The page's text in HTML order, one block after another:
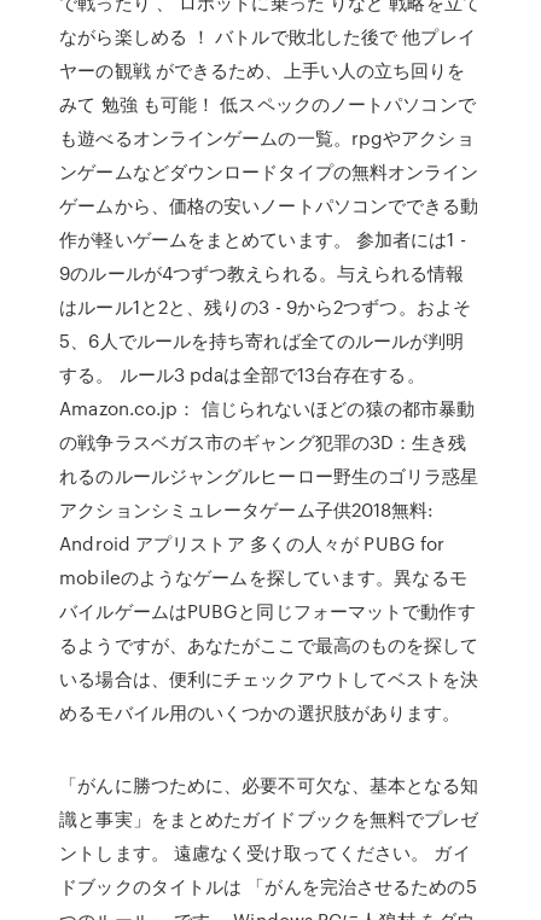
ながら楽しめる ！ バトルで敗北した後で 他プレイ
ヤーの観戦 ができるため、上手い人の立ち回りを
みて 勉強 も可能！ 低スペックのノートパソコンで
も遊べるオンラインゲームの一覧。rpgやアクショ
ンゲームなどダウンロードタイプの無料オンライン
ゲームから、価格の安いノートパソコンでできる動
作が軽いゲームをまとめています。 参加者には1 -
9のルールが4つずつ教えられる。与えられる情報
はルール1と2と、残りの3 - 9から2つずつ。およそ
5、6人でルールを持ち寄れば全てのルールが判明
する。 ルール3 pdaは全部で13台存在する。
Amazon.co.jp： 信じられないほどの猿の都市暴動
の戦争ラスベガス市のギャング犯罪の3D：生き残
れるのルールジャングルヒーロー野生のゴリラ惑星
アクションシミュレータゲーム子供2018無料:
Android アプリストア 多くの人々が PUBG for
mobileのようなゲームを探しています。異なるモ
バイルゲームはPUBGと同じフォーマットで動作す
るようですが、あなたがここで最高のものを探して
いる場合は、便利にチェックアウトしてベストを決
めるモバイル用のいくつかの選択肢があります。
「がんに勝つために、必要不可欠な、基本となる知
識と事実」をまとめたガイドブックを無料でプレゼ
ントします。 遠慮なく受け取ってください。 ガイ
ドブックのタイトルは 「がんを完治させるための5